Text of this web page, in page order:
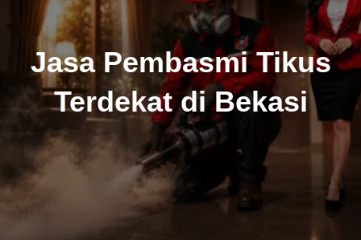
Jasa Pembasmi Tikus
Terdekat di Bekasi